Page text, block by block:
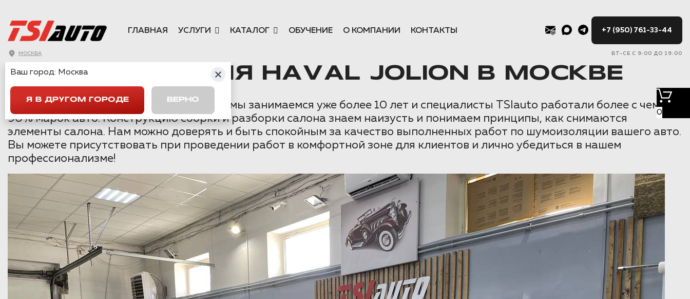
МОСКВА
ГЛАВНАЯ УСЛУГИ КАТАЛОГ ОБУЧЕНИЕ О КОМПАНИИ КОНТАКТЫ +7 (950) 761-33-44
ВТ-СБ С 9:00 ДО 19:00
0
ШУМОИЗОЛЯЦИЯ HAVAL JOLION В МОСКВЕ
Шумоизоляцией автомобилей в Москве мы занимаемся уже более 10 лет и специалисты TSIauto работали более с чем
90% марок авто. Конструкцию сборки и разборки салона знаем наизусть и понимаем принципы, как снимаются
элементы салона. Нам можно доверять и быть спокойным за качество выполненных работ по шумоизоляции вашего авто.
Вы можете присутствовать при проведении работ в комфортной зоне для клиентов и лично убедиться в нашем
профессионализме!
Ваш город: Москва
Я В ДРУГОМ ГОРОДЕ ВЕРНО